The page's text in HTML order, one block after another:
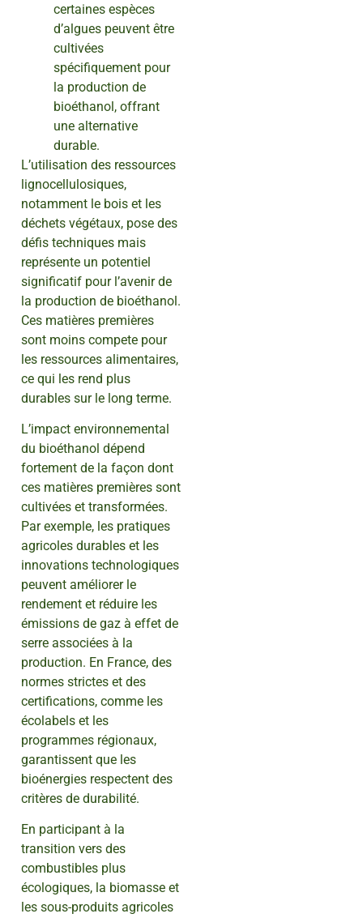
certaines espèces
d’algues peuvent être
cultivées
spécifiquement pour
la production de
bioéthanol, offrant
une alternative
durable.
L’utilisation des ressources
lignocellulosiques,
notamment le bois et les
déchets végétaux, pose des
défis techniques mais
représente un potentiel
significatif pour l’avenir de
la production de bioéthanol.
Ces matières premières
sont moins compete pour
les ressources alimentaires,
ce qui les rend plus
durables sur le long terme.
L’impact environnemental
du bioéthanol dépend
fortement de la façon dont
ces matières premières sont
cultivées et transformées.
Par exemple, les pratiques
agricoles durables et les
innovations technologiques
peuvent améliorer le
rendement et réduire les
émissions de gaz à effet de
serre associées à la
production. En France, des
normes strictes et des
certifications, comme les
écolabels et les
programmes régionaux,
garantissent que les
bioénergies respectent des
critères de durabilité.
En participant à la
transition vers des
combustibles plus
écologiques, la biomasse et
les sous-produits agricoles